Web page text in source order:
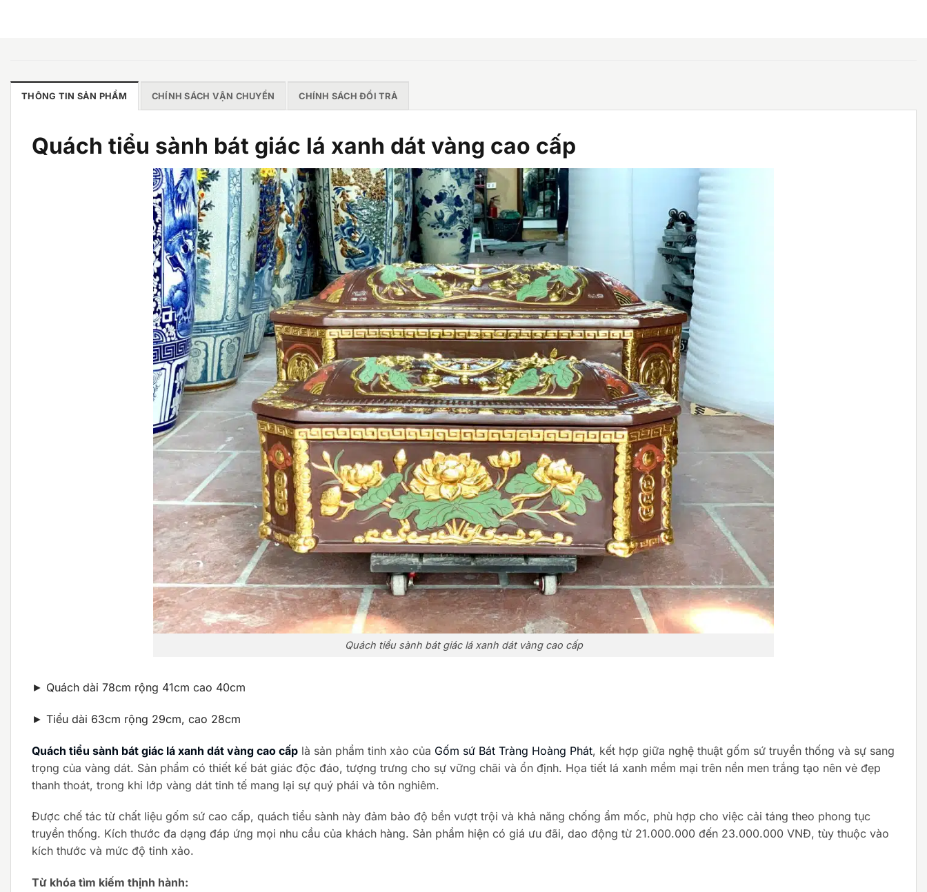
THÔNG TIN SẢN PHẨM CHÍNH SÁCH VẬN CHUYỂN CHÍNH SÁCH ĐỔI TRẢ
Quách tiểu sành bát giác lá xanh dát vàng cao cấp
Quách tiểu sành bát giác lá xanh dát vàng cao cấp
► Quách dài 78cm rộng 41cm cao 40cm
► Tiểu dài 63cm rộng 29cm, cao 28cm
Quách tiểu sành bát giác lá xanh dát vàng cao cấp là sản phẩm tinh xảo của Gốm sứ Bát Tràng Hoàng Phát, kết hợp giữa nghệ thuật gốm sứ truyền thống và sự sang
trọng của vàng dát. Sản phẩm có thiết kế bát giác độc đáo, tượng trưng cho sự vững chãi và ổn định. Họa tiết lá xanh mềm mại trên nền men trắng tạo nên vẻ đẹp
thanh thoát, trong khi lớp vàng dát tinh tế mang lại sự quý phái và tôn nghiêm.
Được chế tác từ chất liệu gốm sứ cao cấp, quách tiểu sành này đảm bảo độ bền vượt trội và khả năng chống ẩm mốc, phù hợp cho việc cải táng theo phong tục
truyền thống. Kích thước đa dạng đáp ứng mọi nhu cầu của khách hàng. Sản phẩm hiện có giá ưu đãi, dao động từ 21.000.000 đến 23.000.000 VNĐ, tùy thuộc vào
kích thước và mức độ tinh xảo.
Từ khóa tìm kiếm thịnh hành: